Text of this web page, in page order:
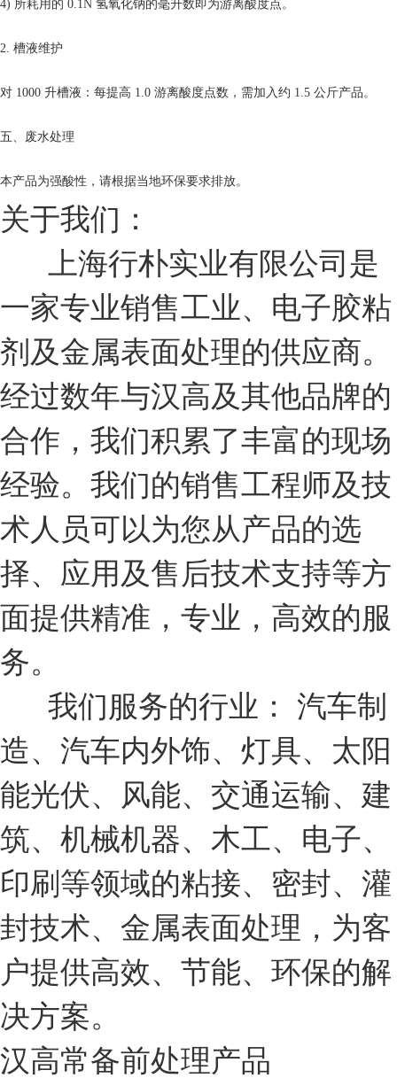
4) 所耗用的 0.1N 氢氧化钠的毫升数即为游离酸度点。
2. 槽液维护
对 1000 升槽液：每提高 1.0 游离酸度点数，需加入约 1.5 公斤产品。
五、废水处理
本产品为强酸性，请根据当地环保要求排放。
关于我们：
上海行朴实业有限公司是
一家专业销售工业、电子胶粘
剂及金属表面处理的供应商。
经过数年与汉高及其他品牌的
合作，我们积累了丰富的现场
经验。我们的销售工程师及技
术人员可以为您从产品的选
择、应用及售后技术支持等方
面提供精准，专业，高效的服
务。
我们服务的行业： 汽车制
造、汽车内外饰、灯具、太阳
能光伏、风能、交通运输、建
筑、机械机器、木工、电子、
印刷等领域的粘接、密封、灌
封技术、金属表面处理，为客
户提供高效、节能、环保的解
决方案。
汉高常备前处理产品